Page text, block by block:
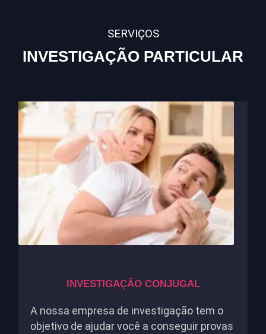
SERVIÇOS
INVESTIGAÇÃO PARTICULAR
INVESTIGAÇÃO CONJUGAL
A nossa empresa de investigação tem o
objetivo de ajudar você a conseguir provas